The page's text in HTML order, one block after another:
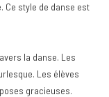
Ce style de danse est
la danse. Les
Les élèves
gracieuses.